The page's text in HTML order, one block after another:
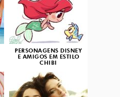
PERSONAGENS DISNEY
E AMIGOS EM ESTILO
CHIBI